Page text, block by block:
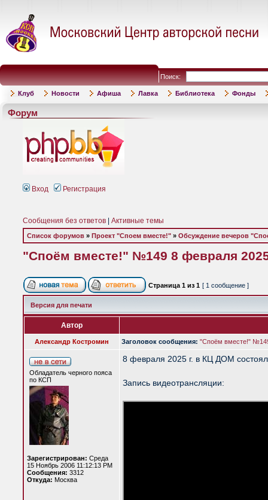
Поиск:
Клуб Новости Афиша Лавка Библиотека Фонды
Форум
Вход Регистрация
Сообщения без ответов Активные темы
Список форумов » Проект "Споем вместе!" » Обсуждение вечеров
"Споём вместе!" №149 8 февраля
Страница 1 из 1 [ 1 сообщение ]
Версия для печати
Автор
Александр Костромин Заголовок сообщения: "Споём вместе!"
Обладатель черного пояса
по КСП
Зарегистрирован: Среда
15 Ноябрь 2006 11:12:13 PM
Сообщения: 3312
Откуда: Москва
8 февраля 2025 г. в КЦ ДОМ
Запись видеотрансляции: